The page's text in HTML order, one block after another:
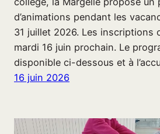
d’animations pendant les
31 juillet 2026. Les inscriptions
mardi 16 juin prochain. Le
disponible ci-dessous et à
16 juin 2026